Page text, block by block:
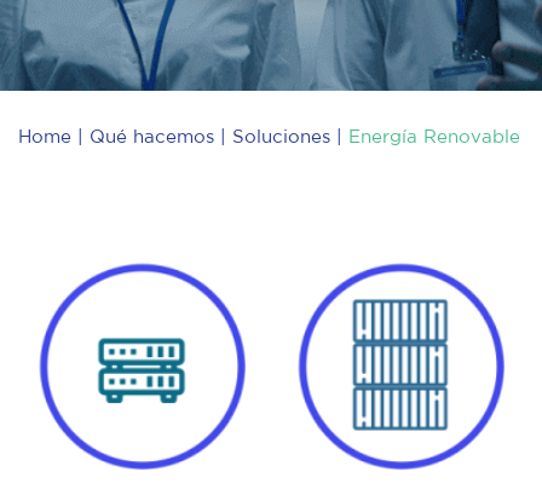
Home Qué hacemos Soluciones Energía Renovable